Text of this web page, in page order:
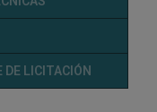
DE LICITACIÓN